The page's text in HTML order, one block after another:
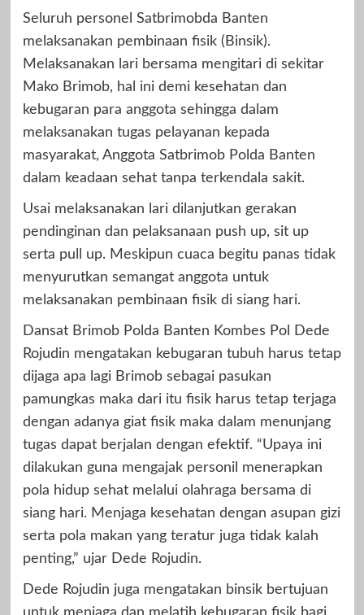
Seluruh personel Satbrimobda Banten
melaksanakan pembinaan fisik (Binsik).
Melaksanakan lari bersama mengitari di sekitar
Mako Brimob, hal ini demi kesehatan dan
kebugaran para anggota sehingga dalam
melaksanakan tugas pelayanan kepada
masyarakat, Anggota Satbrimob Polda Banten
dalam keadaan sehat tanpa terkendala sakit.
Usai melaksanakan lari dilanjutkan gerakan
pendinginan dan pelaksanaan push up, sit up
serta pull up. Meskipun cuaca begitu panas tidak
menyurutkan semangat anggota untuk
melaksanakan pembinaan fisik di siang hari.
Dansat Brimob Polda Banten Kombes Pol Dede
Rojudin mengatakan kebugaran tubuh harus tetap
dijaga apa lagi Brimob sebagai pasukan
pamungkas maka dari itu fisik harus tetap terjaga
dengan adanya giat fisik maka dalam menunjang
tugas dapat berjalan dengan efektif. “Upaya ini
dilakukan guna mengajak personil menerapkan
pola hidup sehat melalui olahraga bersama di
siang hari. Menjaga kesehatan dengan asupan gizi
serta pola makan yang teratur juga tidak kalah
penting,” ujar Dede Rojudin.
Dede Rojudin juga mengatakan binsik bertujuan